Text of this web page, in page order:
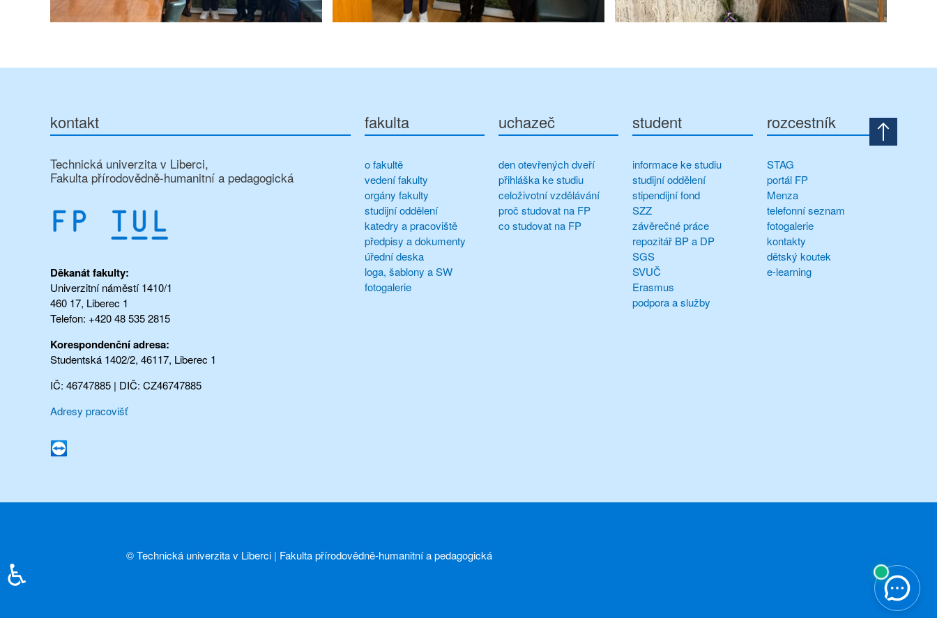
kontakt
Technická univerzita v Liberci,
Fakulta přírodovědně-humanitní a pedagogická
Děkanát fakulty:
Univerzitní náměstí 1410/1
460 17, Liberec 1
Telefon: +420 48 535 2815
Korespondenční adresa:
Studentská 1402/2, 46117, Liberec 1
IČ: 46747885 | DIČ: CZ46747885
Adresy pracovišť
fakulta
o fakultě
vedení fakulty
orgány fakulty
studijní oddělení
katedry a pracoviště
předpisy a dokumenty
úřední deska
loga, šablony a SW
fotogalerie
uchazeč
den otevřených dveří
přihláška ke studiu
celoživotní vzdělávání
proč studovat na FP
co studovat na FP
student
informace ke studiu
studijní oddělení
stipendijní fond
SZZ
závěrečné práce
repozitář BP a DP
SGS
SVUČ
Erasmus
podpora a služby
rozcestník
STAG
portál FP
Menza
telefonní seznam
fotogalerie
kontakty
dětský koutek
e-learning
© Technická univerzita v Liberci | Fakulta přírodovědně-humanitní a pedagogická